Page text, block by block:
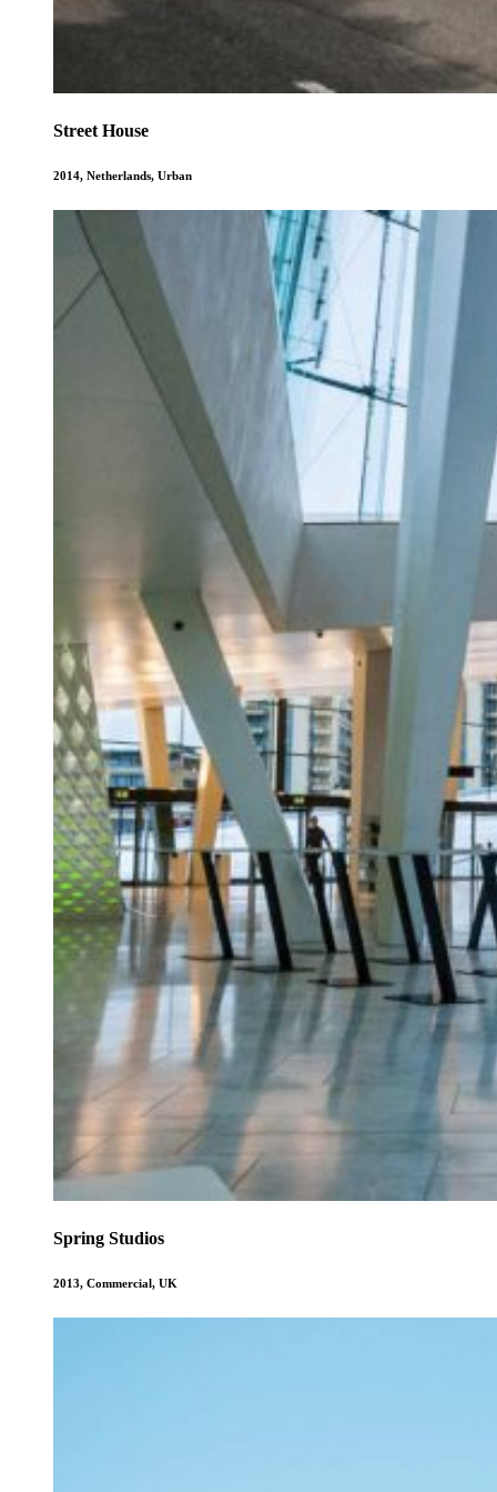
Street House
2014, Netherlands, Urban
Spring Studios
2013, Commercial, UK